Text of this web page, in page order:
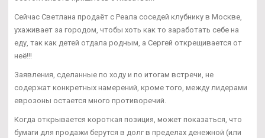
Сейчас Светлана продаёт с Реала соседей клубнику в Москве,
ухаживает за городом, чтобы хоть как то заработать себе на
еду, так как детей отдала родным, а Сергей открещивается от
неё!!!
Заявления, сделанные по ходу и по итогам встречи, не
содержат конкретных намерений, кроме того, между лидерами
еврозоны остается много противоречий.
Когда открывается короткая позиция, может показаться, что
бумаги для продажи берутся в долг в пределах денежной (или